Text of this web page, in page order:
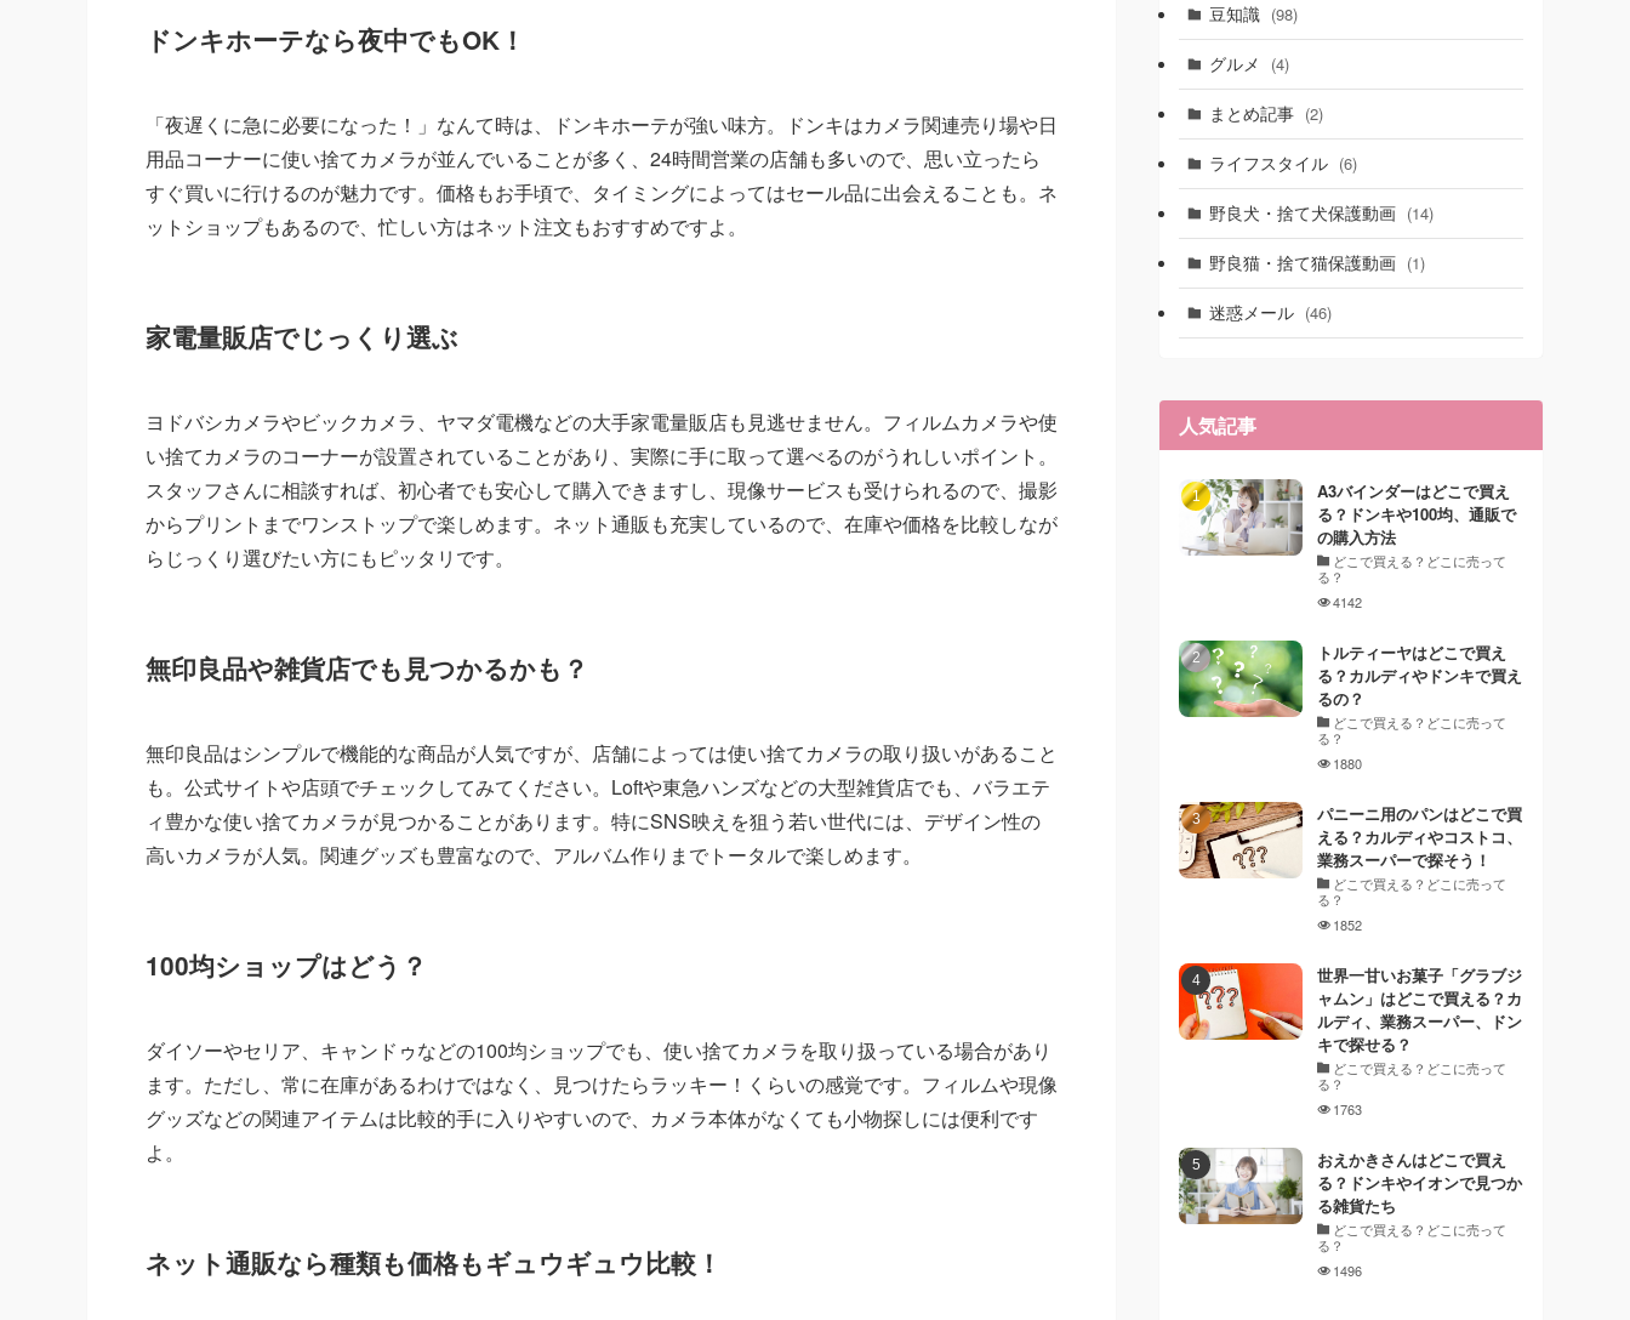
ドンキホーテなら夜中でもOK！
「夜遅くに急に必要になった！」なんて時は、ドンキホーテが強い味方。ドンキはカメラ関連売り場や日
用品コーナーに使い捨てカメラが並んでいることが多く、24時間営業の店舗も多いので、思い立ったら
すぐ買いに行けるのが魅力です。価格もお手頃で、タイミングによってはセール品に出会えることも。ネ
ットショップもあるので、忙しい方はネット注文もおすすめですよ。
家電量販店でじっくり選ぶ
ヨドバシカメラやビックカメラ、ヤマダ電機などの大手家電量販店も見逃せません。フィルムカメラや使
い捨てカメラのコーナーが設置されていることがあり、実際に手に取って選べるのがうれしいポイント。
スタッフさんに相談すれば、初心者でも安心して購入できますし、現像サービスも受けられるので、撮影
からプリントまでワンストップで楽しめます。ネット通販も充実しているので、在庫や価格を比較しなが
らじっくり選びたい方にもピッタリです。
無印良品や雑貨店でも見つかるかも？
無印良品はシンプルで機能的な商品が人気ですが、店舗によっては使い捨てカメラの取り扱いがあること
も。公式サイトや店頭でチェックしてみてください。Loftや東急ハンズなどの大型雑貨店でも、バラエテ
ィ豊かな使い捨てカメラが見つかることがあります。特にSNS映えを狙う若い世代には、デザイン性の
高いカメラが人気。関連グッズも豊富なので、アルバム作りまでトータルで楽しめます。
100均ショップはどう？
ダイソーやセリア、キャンドゥなどの100均ショップでも、使い捨てカメラを取り扱っている場合があり
ます。ただし、常に在庫があるわけではなく、見つけたらラッキー！くらいの感覚です。フィルムや現像
グッズなどの関連アイテムは比較的手に入りやすいので、カメラ本体がなくても小物探しには便利です
よ。
ネット通販なら種類も価格もギュウギュウ比較！
豆知識 (98)
グルメ (4)
まとめ記事 (2)
ライフスタイル (6)
野良犬・捨て犬保護動画 (14)
野良猫・捨て猫保護動画 (1)
迷惑メール (46)
人気記事
A3バインダーはどこで買え
る？ドンキや100均、通販で
の購入方法
どこで買える？どこに売って
る？
4142
トルティーヤはどこで買え
る？カルディやドンキで買え
るの？
どこで買える？どこに売って
る？
1880
パニーニ用のパンはどこで買
える？カルディやコストコ、
業務スーパーで探そう！
どこで買える？どこに売って
る？
1852
世界一甘いお菓子「グラブジ
ャムン」はどこで買える？カ
ルディ、業務スーパー、ドン
キで探せる？
どこで買える？どこに売って
る？
1763
おえかきさんはどこで買え
る？ドンキやイオンで見つか
る雑貨たち
どこで買える？どこに売って
る？
1496